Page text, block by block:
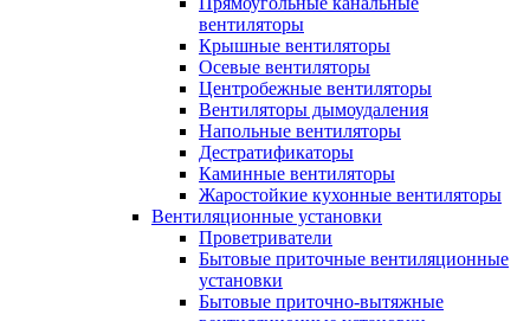
вентиляторы
Крышные вентиляторы
Осевые вентиляторы
Центробежные вентиляторы
Вентиляторы дымоудаления
Напольные вентиляторы
Дестратификаторы
Каминные вентиляторы
Жаростойкие кухонные вентиляторы
Вентиляционные установки
Проветриватели
Бытовые приточные вентиляционные
установки
Бытовые приточно-вытяжные